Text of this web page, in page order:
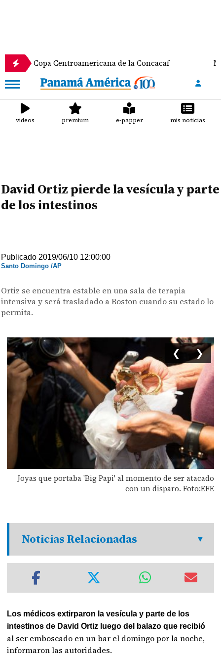
Copa Centroamericana de la Concacaf
videos premium e-papper mis noticias
David Ortiz pierde la vesícula y parte
de los intestinos
Publicado 2019/06/10 12:00:00
Santo Domingo /AP
Ortiz se encuentra estable en una sala de terapia
intensiva y será trasladado a Boston cuando su estado lo
permita.
Joyas que portaba 'Big Papi' al momento de ser atacado
con un disparo. Foto:EFE
❮ ❯
Noticias Relacionadas
Los médicos extirparon la vesícula y parte de los
intestinos de David Ortiz luego del balazo que recibió
al ser emboscado en un bar el domingo por la noche,
informaron las autoridades.